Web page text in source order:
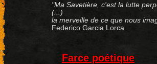
"Ma Savetière, c'est la lutte
(...)
la merveille de ce que nous
Federico Garcia Lorca
Farce poétique